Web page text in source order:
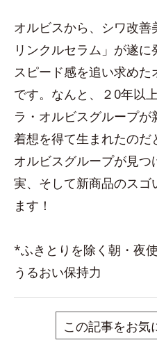
オルビスから、シワ改
リンクルセラム」が遂に
スピード感を追い求め
です。なんと、２0年以
ラ・オルビスグループ
着想を得て生まれたのだ
オルビスグループが見
実、そして新商品のスゴ
ます！
*ふきとりを除く朝・夜
うるおい保持力
この記事をお気